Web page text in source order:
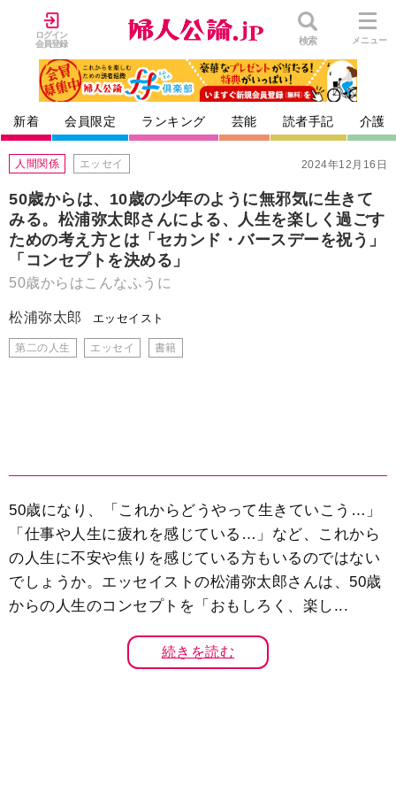
ログイン
会員登録
検索 メニュー
新着 会員限定 ランキング 芸能 読者手記 介護
2024年12月16日
人間関係 エッセイ
50歳からは、10歳の少年のように無邪気に生きて
みる。松浦弥太郎さんによる、人生を楽しく過ごす
ための考え方とは「セカンド・バースデーを祝う」
「コンセプトを決める」
50歳からはこんなふうに
松浦弥太郎 エッセイスト
第二の人生 エッセイ 書籍
50歳になり、「これからどうやって生きていこう…」
「仕事や人生に疲れを感じている…」など、これから
の人生に不安や焦りを感じている方もいるのではない
でしょうか。エッセイストの松浦弥太郎さんは、50歳
からの人生のコンセプトを「おもしろく、楽し...
続きを読む